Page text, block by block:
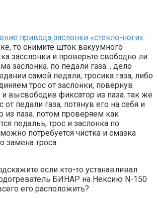
привода заслонки «стекло-ноги».
то снимите шток вакуумного
засслонки и проверьте свободно ли
заслонка. по педали газа… дело
самой педали, тросика газа, либо
трос от заслонки, повернув
высвободив фиксатор из паза. так же
от педали газа, потянув его на себя и
из паза. потом проверяем как
педальь, трос и заслонка по
потребуется чистка и смазка
замена троса
если кто-то устанавливал
БИНАР на Нексию N-150
его расположить?